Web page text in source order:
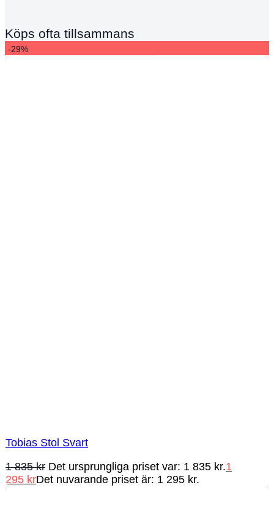
Köps ofta tillsammans
-29%
Tobias Stol Svart
1 835kr Det ursprungliga priset var: 1 835 kr.1
295 krDet nuvarande priset är: 1 295 kr.